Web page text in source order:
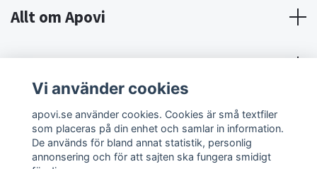
Allt om Apovi
Om Apovi
Sociala medier
Vi använder cookies
apovi.se använder cookies. Cookies är små textfiler
som placeras på din enhet och samlar in information.
De används för bland annat statistik, personlig
annonsering och för att sajten ska fungera smidigt